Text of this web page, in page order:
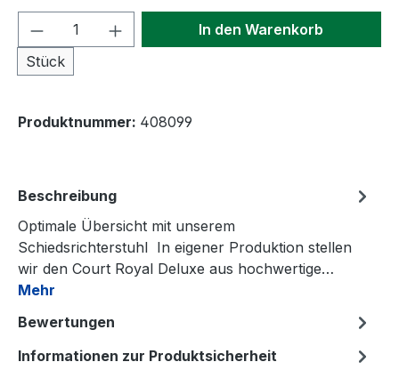
Produkt Anzahl: Gib den
Stück
In den Warenkorb
Produktnummer: 408099
Beschreibung
Optimale Übersicht mit unserem
Schiedsrichterstuhl In eigener Produktion stellen
wir den Court Royal Deluxe aus hochwertige…
Mehr
Bewertungen
Informationen zur Produktsicherheit